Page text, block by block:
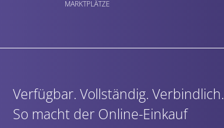
MARKTPLÄTZE
Verfügbar. Vollständig. Verbindlich.
So macht der Online-Einkauf